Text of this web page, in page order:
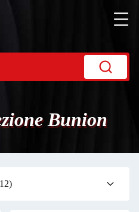
Bunion